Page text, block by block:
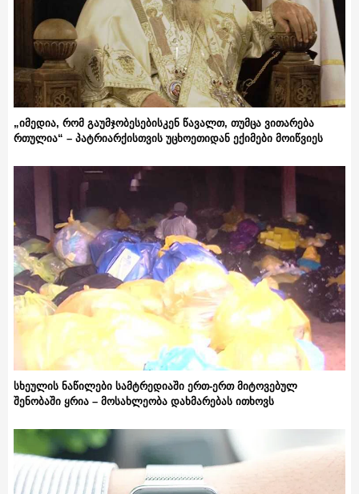
„იმედია, რომ გაუმჯობესებისკენ წავალთ, თუმცა ვითარება
რთულია“ – პატრიარქისთვის უცხოეთიდან ექიმები მოიწვიეს
სხეულის ნაწილები სამტრედიაში ერთ-ერთ მიტოვებულ
შენობაში ყრია – მოსახლეობა დახმარებას ითხოვს